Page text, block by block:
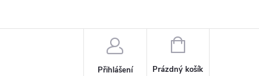
Přihlášení
NÁKUPNÍ
Prázdný košík